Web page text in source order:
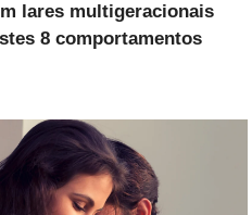
lares multigeracionais
8 comportamentos